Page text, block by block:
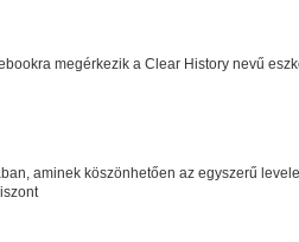
megérkezik a Clear History nevű
aminek köszönhetően az egyszerű